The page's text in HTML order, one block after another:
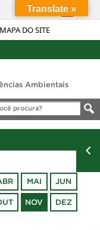
MAPA DO SITE
Simplifique!
à informação
Legislação
Canais
Ambientais
MAI JUN
NOV DEZ
Translate »